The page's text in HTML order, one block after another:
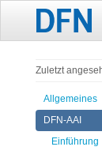
Zuletzt
Allgemeines
DFN-AAI
Einführung